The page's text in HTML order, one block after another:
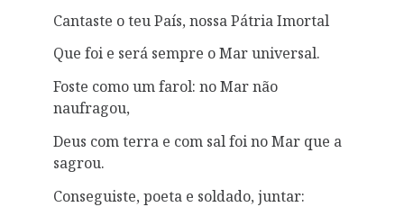
Cantaste o teu País, nossa Pátria Imortal
Que foi e será sempre o Mar universal.
Foste como um farol: no Mar não
naufragou,
Deus com terra e com sal foi no Mar que a
sagrou.
Conseguiste, poeta e soldado, juntar: